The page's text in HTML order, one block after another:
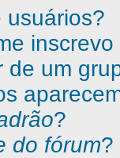
usuários?
de um
?
do fórum?